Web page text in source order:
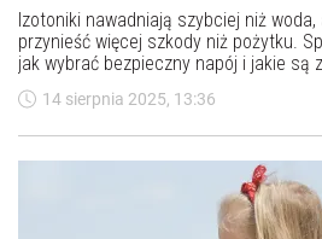
Izotoniki nawadniają szybciej niż
przynieść więcej szkody niż pożytku.
jak wybrać bezpieczny napój i jakie są
sięgać po izotoniki?
14 sierpnia 2025, 13:36